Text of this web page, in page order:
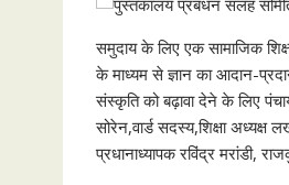
समुदाय के लिए एक सामाजिक
के माध्यम से ज्ञान का आदान-
संस्कृति को बढ़ावा देने के लिए
सोरेन,वार्ड सदस्य,शिक्षा अध्यक्ष
प्रधानाध्यापक रविंद्र मरांडी,